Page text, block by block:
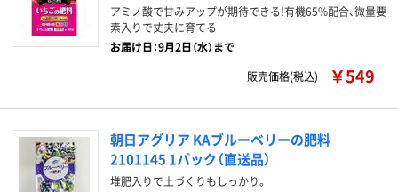
アミノ酸で甘みアップが期待できる!有機65%配合、微量要
素入りで丈夫に育てる
お届け日：9月2日（水）まで
販売価格(税込)
￥549
朝日アグリア KAブルーベリーの肥料
2101145 1パック（直送品）
堆肥入りで土づくりもしっかり。